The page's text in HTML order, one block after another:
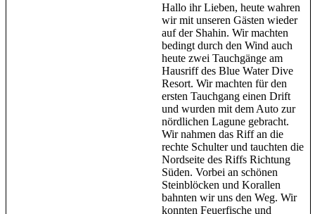
Hallo ihr Lieben, heute wahren
wir mit unseren Gästen wieder
auf der Shahin. Wir machten
bedingt durch den Wind auch
heute zwei Tauchgänge am
Hausriff des Blue Water Dive
Resort. Wir machten für den
ersten Tauchgang einen Drift
und wurden mit dem Auto zur
nördlichen Lagune gebracht.
Wir nahmen das Riff an die
rechte Schulter und tauchten die
Nordseite des Riffs Richtung
Süden. Vorbei an schönen
Steinblöcken und Korallen
bahnten wir uns den Weg. Wir
konnten Feuerfische und